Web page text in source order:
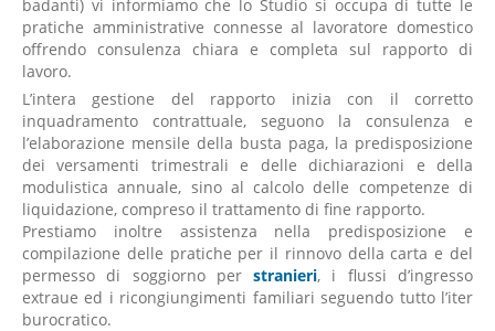
badanti) vi informiamo che lo Studio si occupa di tutte le
pratiche amministrative connesse al lavoratore domestico
offrendo consulenza chiara e completa sul rapporto di
lavoro.
L’intera gestione del rapporto inizia con il corretto
inquadramento contrattuale, seguono la consulenza e
l’elaborazione mensile della busta paga, la predisposizione
dei versamenti trimestrali e delle dichiarazioni e della
modulistica annuale, sino al calcolo delle competenze di
liquidazione, compreso il trattamento di fine rapporto.
Prestiamo inoltre assistenza nella predisposizione e
compilazione delle pratiche per il rinnovo della carta e del
permesso di soggiorno perstranieri, i flussi d’ingresso
extraue ed i ricongiungimenti familiari seguendo tutto l’iter
burocratico.